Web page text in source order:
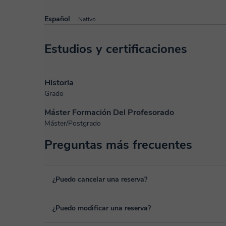
Español Nativo
Estudios y certificaciones
Historia
Grado
Máster Formación Del Profesorado
Máster/Postgrado
Preguntas más frecuentes
¿Puedo cancelar una reserva?
Sí, puedes cancelar una reserva hasta un máximo de 8
¿Puedo modificar una reserva?